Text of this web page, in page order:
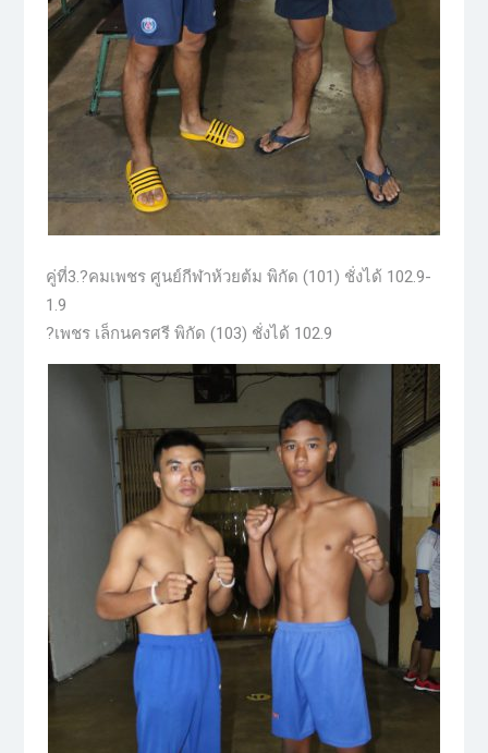
คู่ที่3.?คมเพชร ศูนย์กีฬาห้วยต้ม พิกัด (101) ชั่งได้ 102.9-
1.9
?เพชร เล็กนครศรี พิกัด (103) ชั่งได้ 102.9